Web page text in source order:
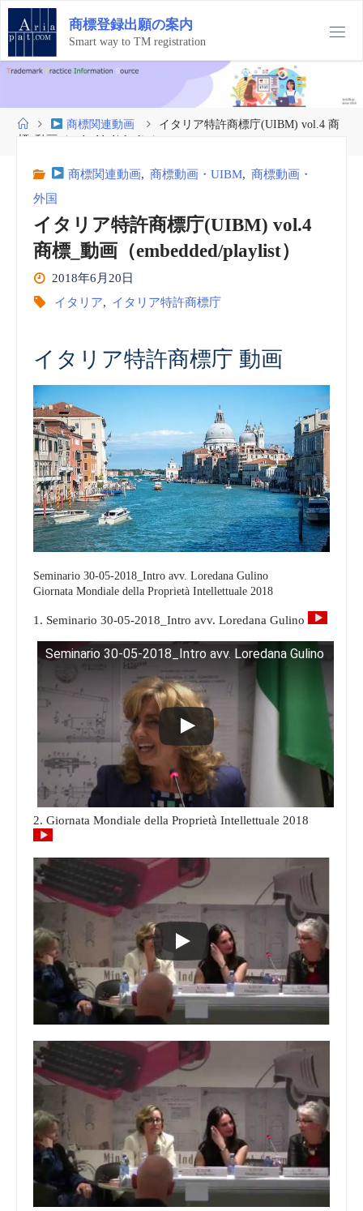
コ
テ
ン
ツ
ス
商標登録出願の案内
Smart way to TM registration
ホ
ー
商標関連動画
イタリア特許商標庁(UIBM) vol.4 商
標_動画（embedded/playlist）
商標関連動画, 商標動画・UIBM, 商標動画・
外国
イタリア特許商標庁(UIBM) vol.4
商標_動画（embedded/playlist）
2018年6月20日
イタリア, イタリア特許商標庁
イタリア特許商標庁 動画
Seminario 30-05-2018_Intro avv. Loredana Gulino
Giornata Mondiale della Proprietà Intellettuale 2018
1. Seminario 30-05-2018_Intro avv. Loredana Gulino
Seminario 30-05-2018_Intro avv. Loredana Gulino
2. Giornata Mondiale della Proprietà Intellettuale 2018